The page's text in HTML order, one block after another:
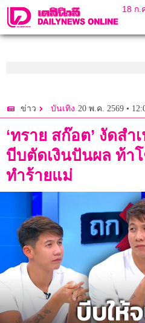
18 ก.
ข่าว บันเทิง 20 พ.ค. 2569 •
‘ทราย สก๊อต’ งัดส
บีบตัดเงินปันผล ท้า
ทำร้ายแม่